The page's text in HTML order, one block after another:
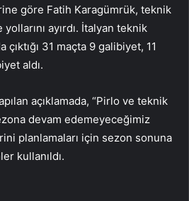
göre Fatih Karagümrük, teknik
ayırdı. İtalyan teknik
31 maçta 9 galibiyet, 11
aldı.
açıklamada, “Pirlo ve teknik
devam edemeyeceğimiz
planlamaları için sezon sonuna
kullanıldı.